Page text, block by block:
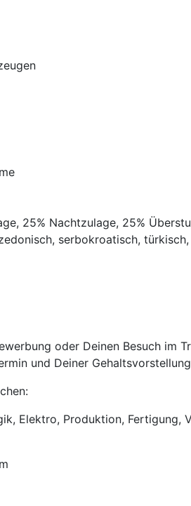
25% Nachtzulage, 25%
serbokroatisch,
oder Deinen Besuch im
und Deiner
Elektro, Produktion, Fertigung,